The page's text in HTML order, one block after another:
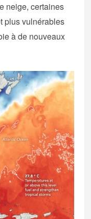
neige, certaines
plus vulnérables
à de nouveaux